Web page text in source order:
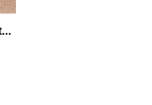
Enfilade chêne vintage portes coulissantes